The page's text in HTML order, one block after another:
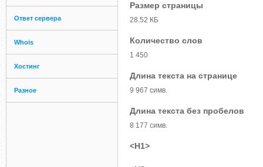
Ответ сервера
Whois
Хостинг
Разное
Размер страницы
28.52 КБ
Количество слов
1 450
Длина текста на странице
9 967 симв.
Длина текста без пробелов
8 177 симв.
<H1>